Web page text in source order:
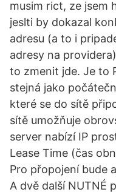
musim rict, ze jsem
jeslti by dokazal
adresu (a to i
adresy na
to zmenit jde. Je to
stejná jako
které se do sítě
sítě umožňuje
server nabízí IP
Lease Time (čas
Pro přopojení bude
A dvě další NUTNÉ